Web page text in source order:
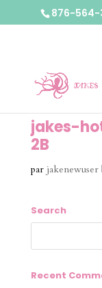
876-
jakes-
2B
par jakenewuser|
Search
Recent